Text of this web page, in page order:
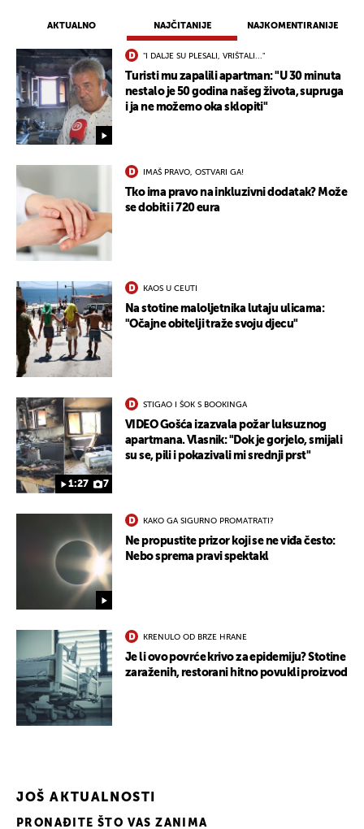
AKTUALNO NAJČITANIJE NAJKOMENTIRANIJE
"I DALJE SU PLESALI, VRIŠTALI..."
Turisti mu zapalili apartman: "U 30 minuta
nestalo je 50 godina našeg života, supruga
i ja ne možemo oka sklopiti"
IMAŠ PRAVO, OSTVARI GA!
Tko ima pravo na inkluzivni dodatak? Može
se dobiti i 720 eura
KAOS U CEUTI
Na stotine maloljetnika lutaju ulicama:
"Očajne obitelji traže svoju djecu"
1:27 7
STIGAO I ŠOK S BOOKINGA
VIDEO Gošća izazvala požar luksuznog
apartmana. Vlasnik: "Dok je gorjelo, smijali
su se, pili i pokazivali mi srednji prst"
KAKO GA SIGURNO PROMATRATI?
Ne propustite prizor koji se ne viđa često:
Nebo sprema pravi spektakl
KRENULO OD BRZE HRANE
Je li ovo povrće krivo za epidemiju? Stotine
zaraženih, restorani hitno povukli proizvod
JOŠ AKTUALNOSTI
PRONAĐITE ŠTO VAS ZANIMA
UKLJUČITE NOTIFIKACIJE